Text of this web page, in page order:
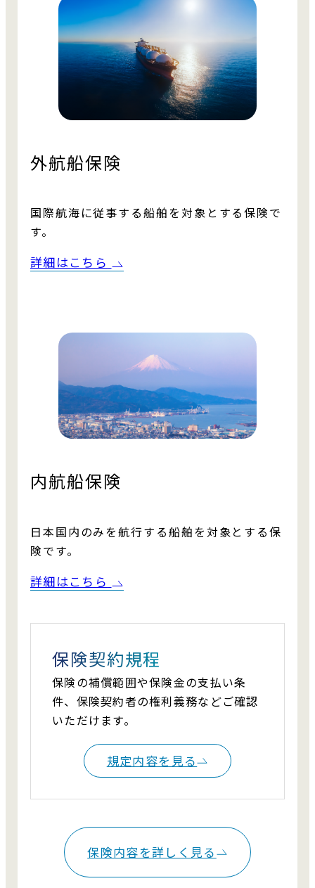
外航船保険
国際航海に従事する船舶を対象とする保険で
す。
詳細はこちら
内航船保険
日本国内のみを航行する船舶を対象とする保
険です。
詳細はこちら
保険契約規程
保険の補償範囲や保険金の支払い条
件、保険契約者の権利義務などご確認
いただけます。
規定内容を見る
保険内容を詳しく見る